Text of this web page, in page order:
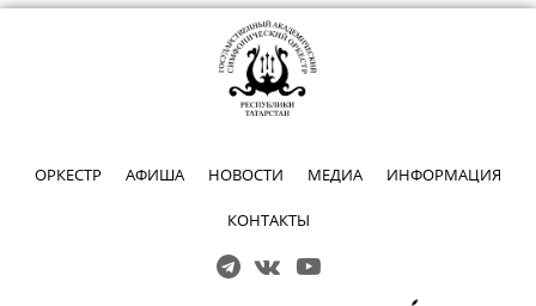
ОРКЕСТР АФИША НОВОСТИ МЕДИА ИНФОРМАЦИЯ
КОНТАКТЫ